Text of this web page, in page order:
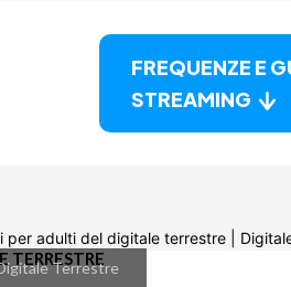
FREQUENZE E
STREAMING
Terrestre
TERRESTRE